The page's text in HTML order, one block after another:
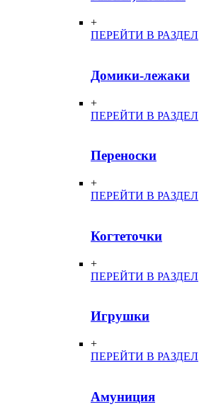
+
ПЕРЕЙТИ В РАЗДЕЛ
Домики-лежаки
+
ПЕРЕЙТИ В РАЗДЕЛ
Переноски
+
ПЕРЕЙТИ В РАЗДЕЛ
Когтеточки
+
ПЕРЕЙТИ В РАЗДЕЛ
Игрушки
+
ПЕРЕЙТИ В РАЗДЕЛ
Амуниция